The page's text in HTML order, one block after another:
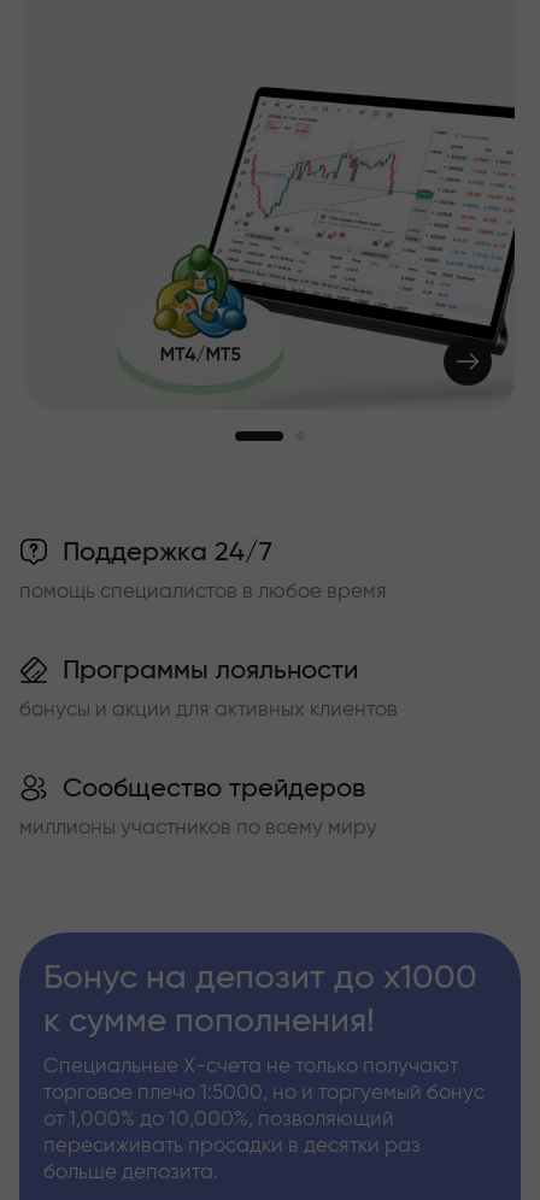
Поддержка 24/7
помощь специалистов в любое время
Программы лояльности
бонусы и акции для активных клиентов
Сообщество трейдеров
миллионы участников по всему миру
Бонус на депозит до х1000
к сумме пополнения!
Специальные Х-счета не только получают
торговое плечо 1:5000, но и торгуемый бонус
от 1,000% до 10,000%, позволяющий
пересиживать просадки в десятки раз
больше депозита.